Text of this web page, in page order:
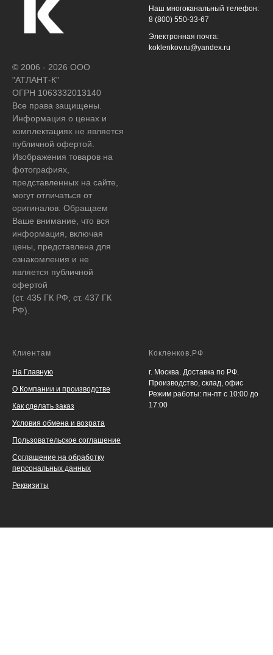
© 2006 - 2026 ООО
"АТЛАНТ-К"
ОГРН 1063332013140
Все права защищены.
Информация о ценах и
комплектациях не является
публичной офертой.
Изображения товаров на
фотографиях,
представленных на сайте,
могут отличаться от
оригиналов. Обращаем
Ваше внимание, что вся
информация, включая
цены, представлена для
ознакомления и не
является публичной
офертой
(ст. 435 ГК РФ, ст. 437 ГК
РФ).
Наш многоканальный телефон:
8 (800) 550-33-67
Электронная почта:
koklenkov.ru@yandex.ru
Клиентам
На Главную
О Компании и производстве
Как сделать заказ
Условия обмена и возрата
Пользовательское соглашение
Соглашение на обработку
персональных данных
Реквизиты
Кокленков.РФ
г. Москва. Доставка по РФ.
Производство, склад, офис
Режим работы: пн-пт с 10:00 до
17:00